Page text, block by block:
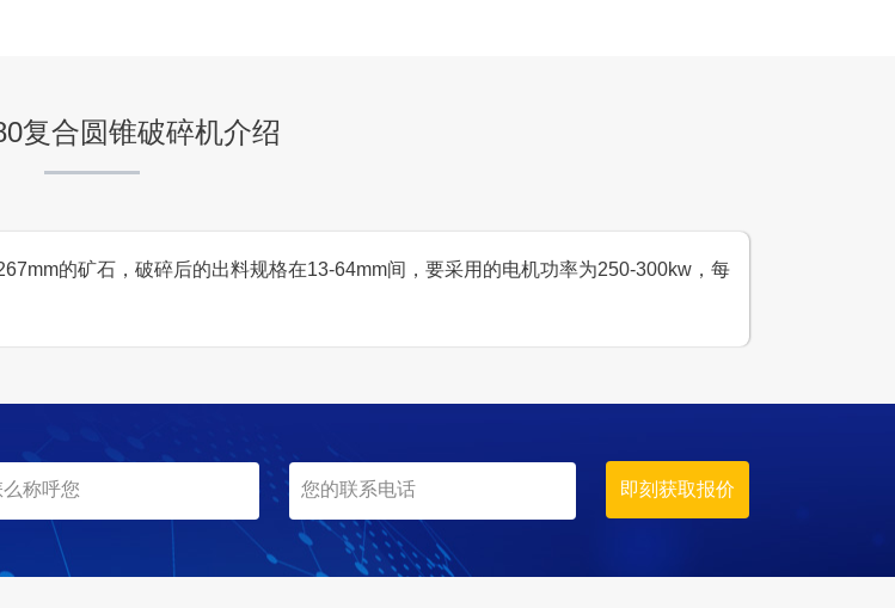
复合圆锥破碎机介绍
的矿石，破碎后的出料规格在13-64mm间，要采用的电机功率为250-300kw，每
项目坐标 设计产能
项目业主 生产原料